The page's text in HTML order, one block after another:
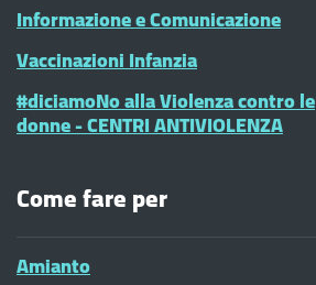
Informazione e Comunicazione
Vaccinazioni Infanzia
#diciamoNo alla Violenza contro le
donne - CENTRI ANTIVIOLENZA
Come fare per
Amianto